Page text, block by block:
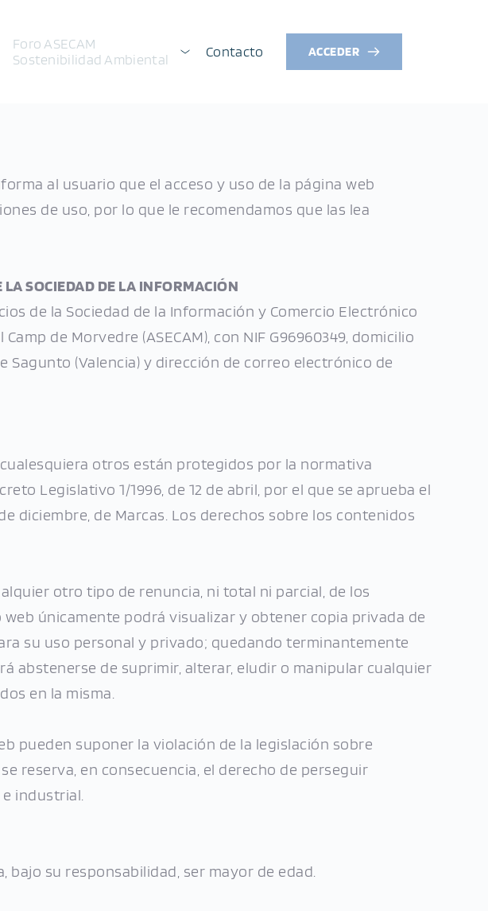
Foro ASECAM
Sostenibilidad Ambiental
Contacto ACCEDER
al usuario que el acceso y uso de la página web
de uso, por lo que le recomendamos que las lea
SOCIEDAD DE LA INFORMACIÓN
de la Sociedad de la Información y Comercio Electrónico
de Morvedre (ASECAM), con NIF G96960349, domicilio
Sagunto (Valencia) y dirección de correo electrónico de
otros están protegidos por la normativa
Legislativo 1/1996, de 12 de abril, por el que se aprueba el
diciembre, de Marcas. Los derechos sobre los contenidos
otro tipo de renuncia, ni total ni parcial, de los
únicamente podrá visualizar y obtener copia privada de
su uso personal y privado; quedando terminantemente
abstenerse de suprimir, alterar, eludir o manipular cualquier
en la misma.
pueden suponer la violación de la legislación sobre
reserva, en consecuencia, el derecho de perseguir
industrial.
bajo su responsabilidad, ser mayor de edad.